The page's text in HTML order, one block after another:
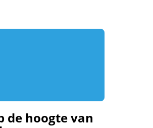
de hoogte van